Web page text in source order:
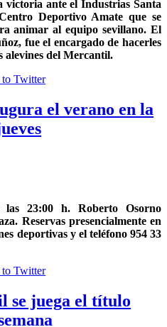
victoria ante el Industrias Santa
Deportivo Amate que se
animar al equipo sevillano. El
fue el encargado de hacerles
alevines del Mercantil.
el verano en la
23:00 h. Roberto Osorno
Reservas presencialmente en
deportivas y el teléfono 954 33
se juega el título